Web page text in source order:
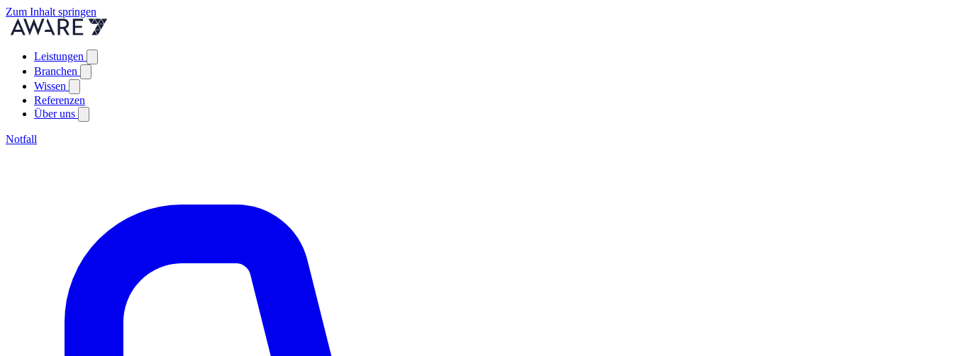
Zum Inhalt springen
Leistungen
Branchen
Wissen
Referenzen
Über uns
Notfall